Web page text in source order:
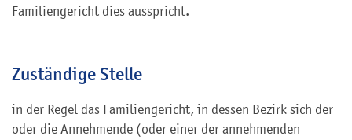
Familiengericht dies ausspricht.
Zuständige Stelle
in der Regel das Familiengericht, in dessen Bezirk sich der
oder die Annehmende (oder einer der annehmenden